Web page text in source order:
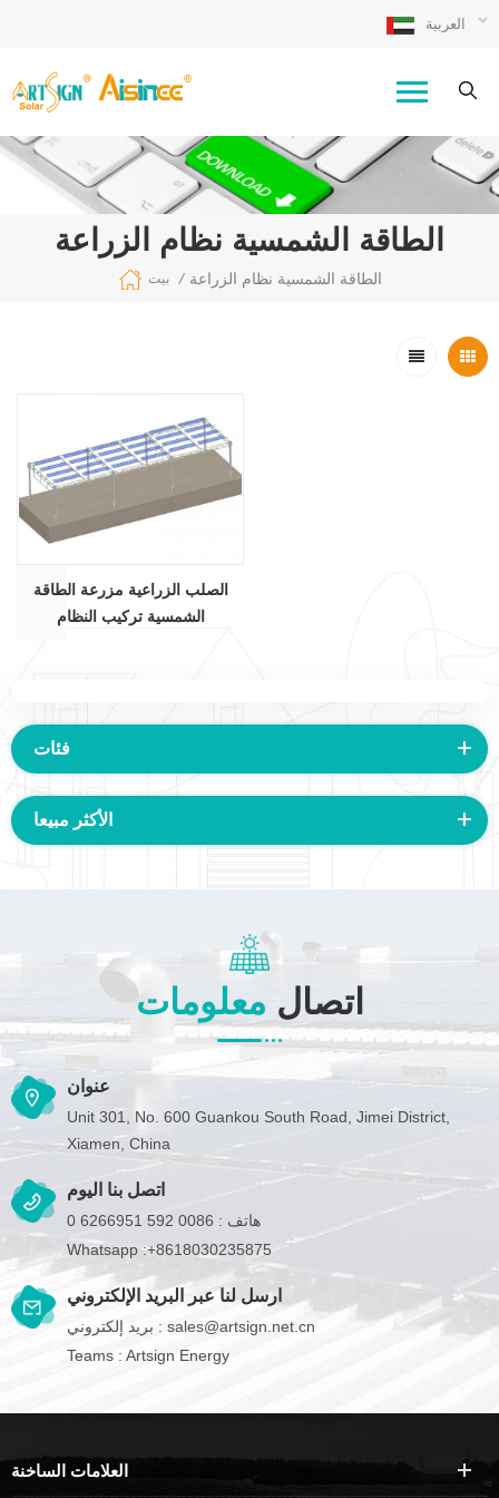
العربية
الطاقة الشمسية نظام الزراعة
بيت / الطاقة الشمسية نظام الزراعة
الصلب الزراعية مزرعة الطاقة
الشمسية تركيب النظام
فئات
الأكثر مبيعا
اتصال معلومات
عنوان
Unit 301, No. 600 Guankou South Road, Jimei District,
Xiamen, China
اتصل بنا اليوم
هاتف : 0086 592 6266951 0
Whatsapp :+8618030235875
ارسل لنا عبر البريد الإلكتروني
بريد إلكتروني : sales@artsign.net.cn
Teams : Artsign Energy
العلامات الساخنة